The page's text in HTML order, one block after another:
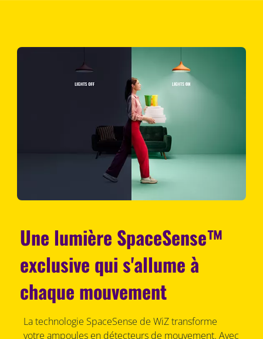
Une lumière SpaceSense™
exclusive qui s'allume à
chaque mouvement
La technologie SpaceSense de WiZ transforme
votre ampoules en détecteurs de mouvement. Avec